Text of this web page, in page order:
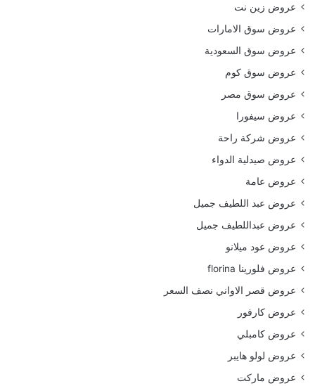
عروض زين نت
عروض سوق الامارات
عروض سوق السعودية
عروض سوق كوم
عروض سوق مصر
عروض سيفورا
عروض شركة راحة
عروض صيدلية الدواء
عروض عامة
عروض عبد اللطيف جميل
عروض عبداللطيف جميل
عروض عود ميلانو
عروض فلورينا florina
عروض قصر الاواني نصف السعر
عروض كارفور
عروض كامبلي
عروض لولو هايبر
عروض ماركت